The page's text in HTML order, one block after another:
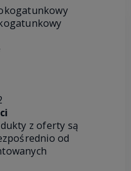
z oferty są
od